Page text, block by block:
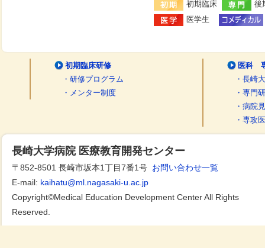
初期臨床
後
医学生
初期臨床研修
・研修プログラム
・メンター制度
医科
・長崎
・専門
・病院
・専攻
長崎大学病院 医療教育開発センター
〒852-8501 長崎市坂本1丁目7番1号 お問い合わせ一覧
E-mail: kaihatu@ml.nagasaki-u.ac.jp
Copyright©Medical Education Development Center All Rights
Reserved.